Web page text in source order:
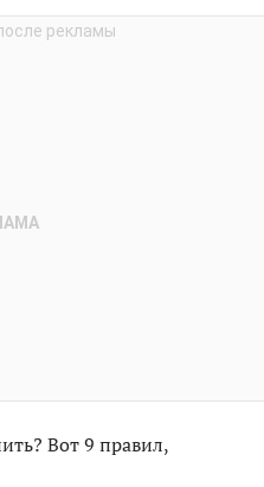
Вот 9 правил,